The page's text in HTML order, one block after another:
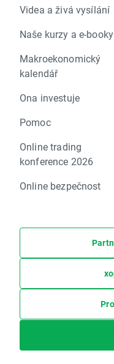
Videa a živá vysílání
Naše kurzy a e-booky
Makroekonomický
kalendář
Ona investuje
Pomoc
Online trading
konference 2026
Online bezpečnost